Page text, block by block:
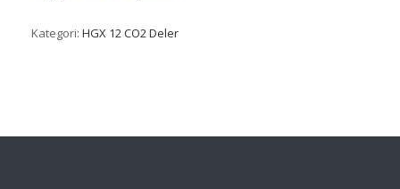
Kategori: HGX 12 CO2 Deler